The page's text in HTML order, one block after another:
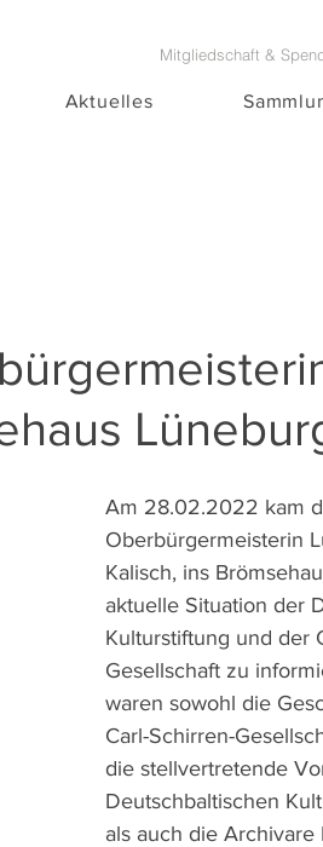
Aktuelles
Mitgliedschaft &
Am 28.02.2022 kam
Oberbürgermeisterin
Kalisch, ins
aktuelle Situation der
Kulturstiftung und der
Gesellschaft zu
waren sowohl die
Carl-Schirren-
die stellvertretende
Deutschbaltischen
als auch die